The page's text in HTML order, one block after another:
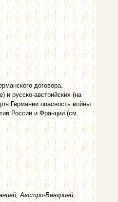
договора,
и русско-австрийских (на
Германии опасность войны
России и Франции (см.
Австро-Венгрией,